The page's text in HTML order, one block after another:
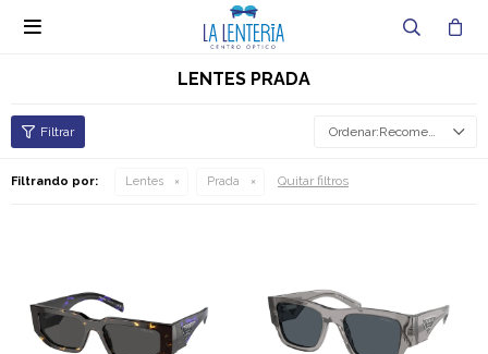

LENTES PRADA
Recomendados
Filtrando por: Lentes Prada Quitar filtros